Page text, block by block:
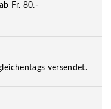
Fr. 80.-
versendet.